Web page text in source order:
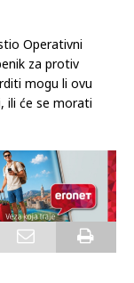
Operativni
za protiv
mogu li ovu
ili će se morati